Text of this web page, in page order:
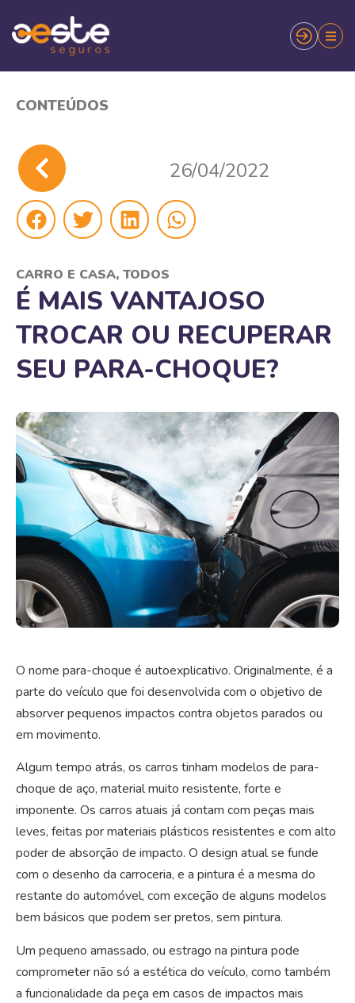
CONTEÚDOS
26/04/2022
CARRO E CASA, TODOS
É MAIS VANTAJOSO
TROCAR OU RECUPERAR
SEU PARA-CHOQUE?
O nome para-choque é autoexplicativo. Originalmente, é a
parte do veículo que foi desenvolvida com o objetivo de
absorver pequenos impactos contra objetos parados ou
em movimento.
Algum tempo atrás, os carros tinham modelos de para-
choque de aço, material muito resistente, forte e
imponente. Os carros atuais já contam com peças mais
leves, feitas por materiais plásticos resistentes e com alto
poder de absorção de impacto. O design atual se funde
com o desenho da carroceria, e a pintura é a mesma do
restante do automóvel, com exceção de alguns modelos
bem básicos que podem ser pretos, sem pintura.
Um pequeno amassado, ou estrago na pintura pode
comprometer não só a estética do veículo, como também
a funcionalidade da peça em casos de impactos mais